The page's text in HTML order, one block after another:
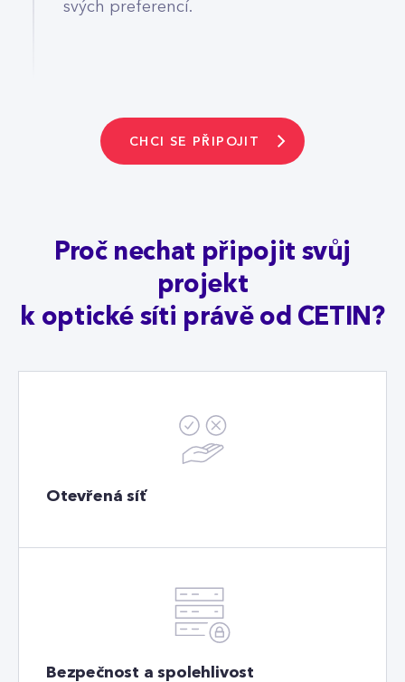
svých preferencí.
CHCI SE PŘIPOJIT
Proč nechat připojit svůj
projekt
k optické síti právě od CETIN?
Otevřená síť
Bezpečnost a spolehlivost